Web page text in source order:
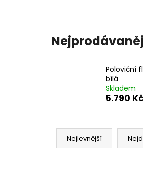
Poloviční
bílá
Skladem
5.790 Kč
Ř
z
Nejlevnější